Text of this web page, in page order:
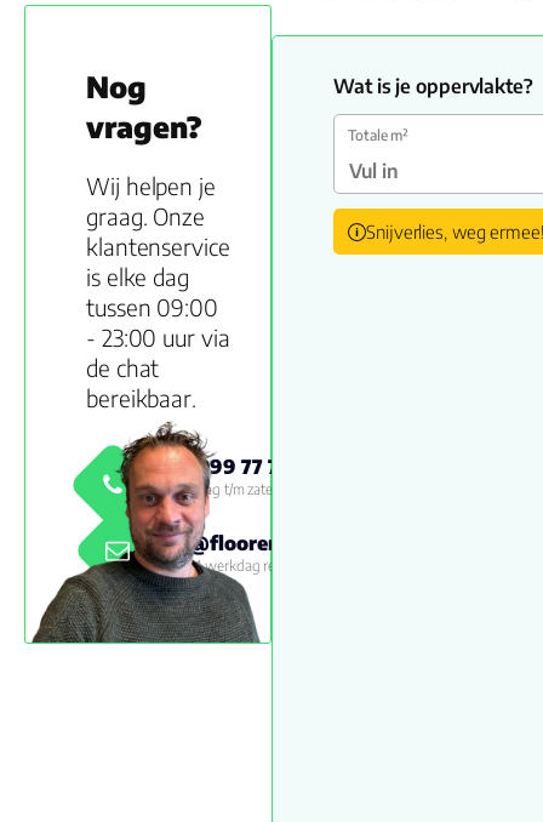
Nog
vragen?
Wij helpen je
graag. Onze
klantenservice
is elke dag
tussen 09:00
- 23:00 uur via
de chat
bereikbaar.
0800 999 77 79
Maandag t/m zaterdag 09:00 -
18:00
info@floorenmore.nl
Binnen 1 werkdag reactie
Wat is je oppervlakte?
Totale m²
Snijverlies, weg